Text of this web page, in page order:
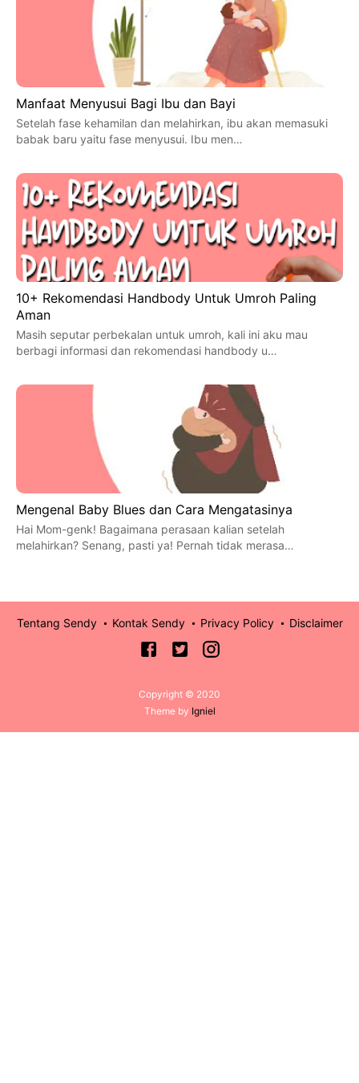
Manfaat Menyusui Bagi Ibu dan Bayi
Setelah fase kehamilan dan melahirkan, ibu akan memasuki
babak baru yaitu fase menyusui. Ibu men…
10+ Rekomendasi Handbody Untuk Umroh Paling
Aman
Masih seputar perbekalan untuk umroh, kali ini aku mau
berbagi informasi dan rekomendasi handbody u…
Mengenal Baby Blues dan Cara Mengatasinya
Hai Mom-genk! Bagaimana perasaan kalian setelah
melahirkan? Senang, pasti ya! Pernah tidak merasa…
Tentang Sendy Kontak Sendy Privacy Policy Disclaimer
Copyright © 2020
Theme by Igniel